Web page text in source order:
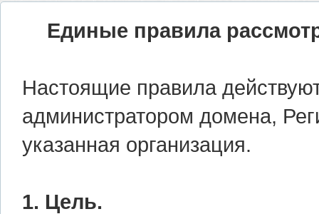
Единые правила
Настоящие правила
администратором домена,
указанная организация.
1. Цель.